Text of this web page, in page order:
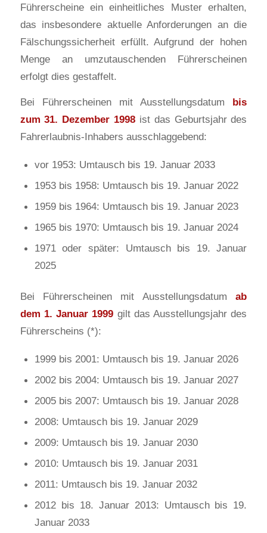
Führerscheine ein einheitliches Muster erhalten,
das insbesondere aktuelle Anforderungen an die
Fälschungssicherheit erfüllt. Aufgrund der hohen
Menge an umzutauschenden Führerscheinen
erfolgt dies gestaffelt.
Bei Führerscheinen mit Ausstellungsdatum bis
zum 31. Dezember 1998 ist das Geburtsjahr des
Fahrerlaubnis-Inhabers ausschlaggebend:
vor 1953: Umtausch bis 19. Januar 2033
1953 bis 1958: Umtausch bis 19. Januar 2022
1959 bis 1964: Umtausch bis 19. Januar 2023
1965 bis 1970: Umtausch bis 19. Januar 2024
1971 oder später: Umtausch bis 19. Januar
2025
Bei Führerscheinen mit Ausstellungsdatumab
dem 1. Januar 1999 gilt das Ausstellungsjahr des
Führerscheins (*):
1999 bis 2001: Umtausch bis 19. Januar 2026
2002 bis 2004: Umtausch bis 19. Januar 2027
2005 bis 2007: Umtausch bis 19. Januar 2028
2008: Umtausch bis 19. Januar 2029
2009: Umtausch bis 19. Januar 2030
2010: Umtausch bis 19. Januar 2031
2011: Umtausch bis 19. Januar 2032
2012 bis 18. Januar 2013: Umtausch bis 19.
Januar 2033